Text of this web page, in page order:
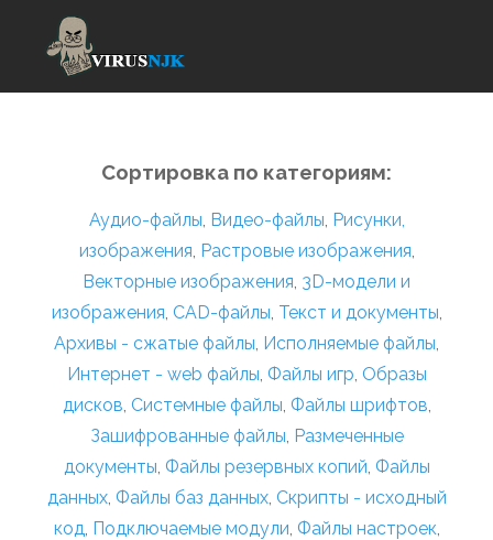
Сортировка по категориям:
Аудио-файлы, Видео-файлы, Рисунки,
изображения, Растровые изображения,
Векторные изображения, 3D-модели и
изображения, CAD-файлы, Текст и документы,
Архивы - сжатые файлы, Исполняемые файлы,
Интернет - web файлы, Файлы игр, Образы
дисков, Системные файлы, Файлы шрифтов,
Зашифрованные файлы, Размеченные
документы, Файлы резервных копий, Файлы
данных, Файлы баз данных, Скрипты - исходный
код, Подключаемые модули, Файлы настроек,